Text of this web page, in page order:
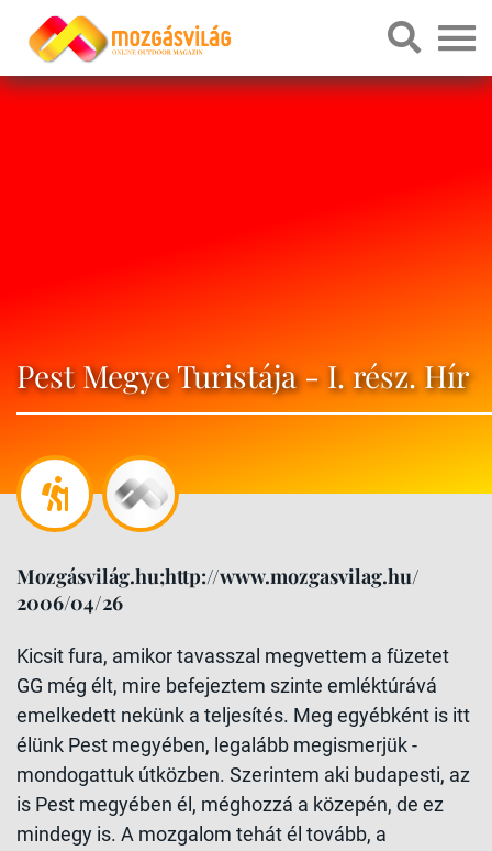
Pest Megye Turistája - I. rész. Hír
Mozgásvilág.hu;http://www.mozgasvilag.hu/
2006/04/26
Kicsit fura, amikor tavasszal megvettem a füzetet
GG még élt, mire befejeztem szinte emléktúrává
emelkedett nekünk a teljesítés. Meg egyébként is itt
élünk Pest megyében, legalább megismerjük -
mondogattuk útközben. Szerintem aki budapesti, az
is Pest megyében él, méghozzá a közepén, de ez
mindegy is. A mozgalom tehát él tovább, a